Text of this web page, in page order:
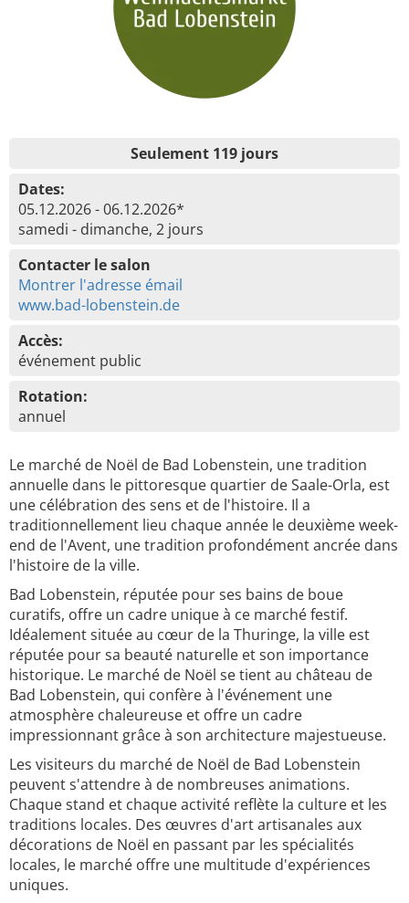
Seulement 119 jours
Dates:
05.12.2026 - 06.12.2026*
samedi - dimanche, 2 jours
Contacter le salon
Montrer l'adresse émail
www.bad-lobenstein.de
Accès:
événement public
Rotation:
annuel
Le marché de Noël de Bad Lobenstein, une tradition
annuelle dans le pittoresque quartier de Saale-Orla, est
une célébration des sens et de l'histoire. Il a
traditionnellement lieu chaque année le deuxième week-
end de l'Avent, une tradition profondément ancrée dans
l'histoire de la ville.
Bad Lobenstein, réputée pour ses bains de boue
curatifs, offre un cadre unique à ce marché festif.
Idéalement située au cœur de la Thuringe, la ville est
réputée pour sa beauté naturelle et son importance
historique. Le marché de Noël se tient au château de
Bad Lobenstein, qui confère à l'événement une
atmosphère chaleureuse et offre un cadre
impressionnant grâce à son architecture majestueuse.
Les visiteurs du marché de Noël de Bad Lobenstein
peuvent s'attendre à de nombreuses animations.
Chaque stand et chaque activité reflète la culture et les
traditions locales. Des œuvres d'art artisanales aux
décorations de Noël en passant par les spécialités
locales, le marché offre une multitude d'expériences
uniques.